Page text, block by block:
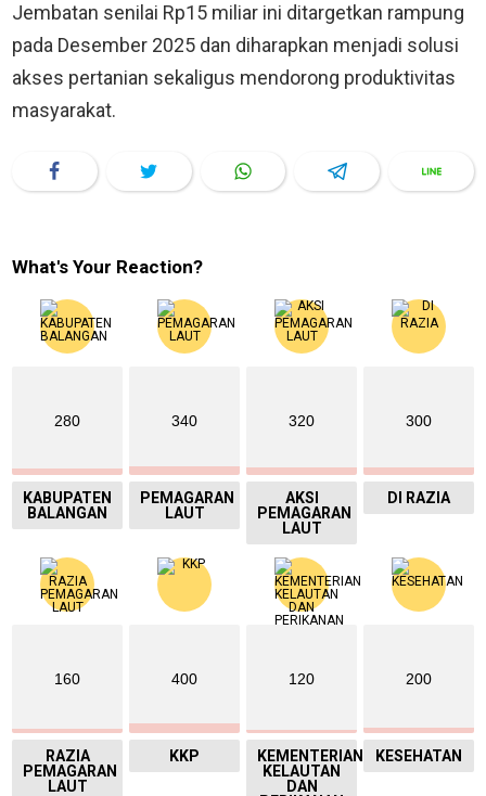
Jembatan senilai Rp15 miliar ini ditargetkan rampung
pada Desember 2025 dan diharapkan menjadi solusi
akses pertanian sekaligus mendorong produktivitas
masyarakat.
What's Your Reaction?
280
KABUPATEN
BALANGAN
340
PEMAGARAN
LAUT
320
AKSI
PEMAGARAN
LAUT
300
DI RAZIA
160
RAZIA
PEMAGARAN
LAUT
400
KKP
120
KEMENTERIAN
KELAUTAN
DAN
200
KESEHATAN